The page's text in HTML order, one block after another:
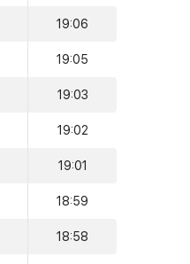
19:06
19:05
19:03
19:02
19:01
18:59
18:58